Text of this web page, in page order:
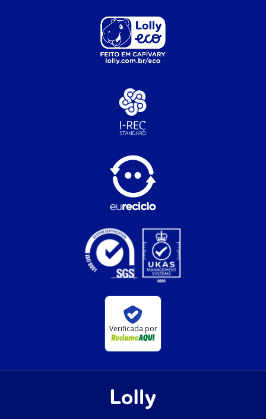
Verificada por